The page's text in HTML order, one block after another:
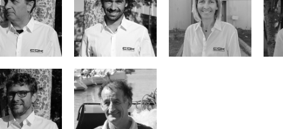
Julien Marcelet
Hubert
Desjoyeaux